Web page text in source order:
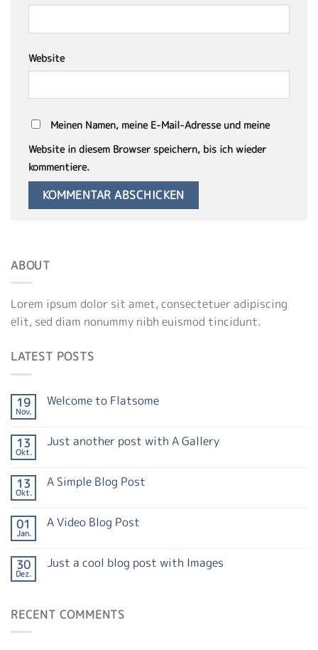
Website
Meinen Namen, meine E-Mail-Adresse und meine
Website in diesem Browser speichern, bis ich wieder
kommentiere.
ABOUT
Lorem ipsum dolor sit amet, consectetuer adipiscing
elit, sed diam nonummy nibh euismod tincidunt.
LATEST POSTS
19
Nov.
Welcome to Flatsome
13
Okt.
Just another post with A Gallery
13
Okt.
A Simple Blog Post
01
Jan.
A Video Blog Post
30
Dez.
Just a cool blog post with Images
RECENT COMMENTS